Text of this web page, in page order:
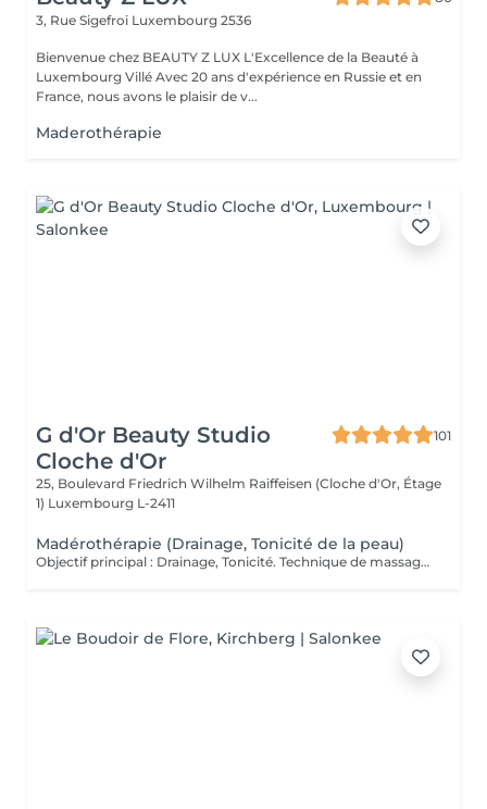
3, Rue Sigefroi Luxembourg 2536
Bienvenue chez BEAUTY Z LUX L'Excellence de la Beauté à
Luxembourg Villé Avec 20 ans d'expérience en Russie et en
France, nous avons le plaisir de v...
Maderothérapie
G d'Or Beauty Studio
Cloche d'Or
101
25, Boulevard Friedrich Wilhelm Raiffeisen (Cloche d'Or, Étage
1) Luxembourg L-2411
Madérothérapie (Drainage, Tonicité de la peau)
Objectif principal : Drainage, Tonicité. Technique de massage d'origine colombienne qui utilise des instruments en bois spécialement conçus pour remodeler le corps (anti-cellulite), stimuler la circulation sanguine et lymphatique et favoriser le drainage. Grâce à des mouvements ciblés et rythmés, ce soin agit en profondeur sur les tissus afin de relancer le système lymphatique et aider le corps à éliminer les toxines, tout en procurant une sensation de bien-être. Véritable alliée des silhouettes en quête de tonicité, la madérothérapie contribue à lisser l'aspect de la peau, à raffermir les zones ciblées et à redessiner progressivement les contours du corps. Dès les premières séances, la peau paraît plus ferme, le corps plus léger et visiblement revitalisé. Fréquence recommandée : Pour des résultats visibles et durables, une cure de 6 à 10 séances est conseillée, à raison de 1 à 2 séances par semaine selon les besoins et les objectifs. En entretien, une séance toutes les 2 à 3 semaines.